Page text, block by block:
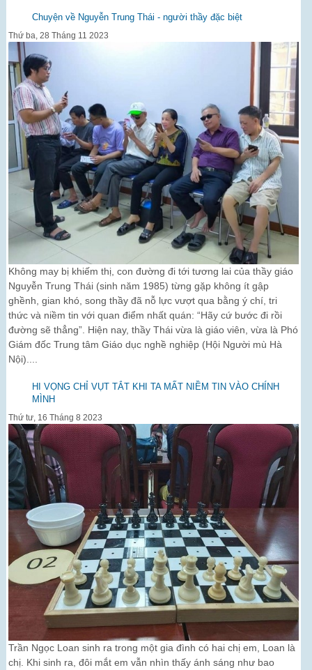
Chuyện về Nguyễn Trung Thái - người thầy đặc biệt
Thứ ba, 28 Tháng 11 2023
Không may bị khiếm thị, con đường đi tới tương lai của thầy giáo
Nguyễn Trung Thái (sinh năm 1985) từng gặp không ít gập
ghềnh, gian khó, song thầy đã nỗ lực vượt qua bằng ý chí, tri
thức và niềm tin với quan điểm nhất quán: “Hãy cứ bước đi rồi
đường sẽ thẳng”. Hiện nay, thầy Thái vừa là giáo viên, vừa là Phó
Giám đốc Trung tâm Giáo dục nghề nghiệp (Hội Người mù Hà
Nội)....
HI VỌNG CHỈ VỤT TẮT KHI TA MẤT NIỀM TIN VÀO CHÍNH
MÌNH
Thứ tư, 16 Tháng 8 2023
Trần Ngọc Loan sinh ra trong một gia đình có hai chị em, Loan là
chị. Khi sinh ra, đôi mắt em vẫn nhìn thấy ánh sáng như bao